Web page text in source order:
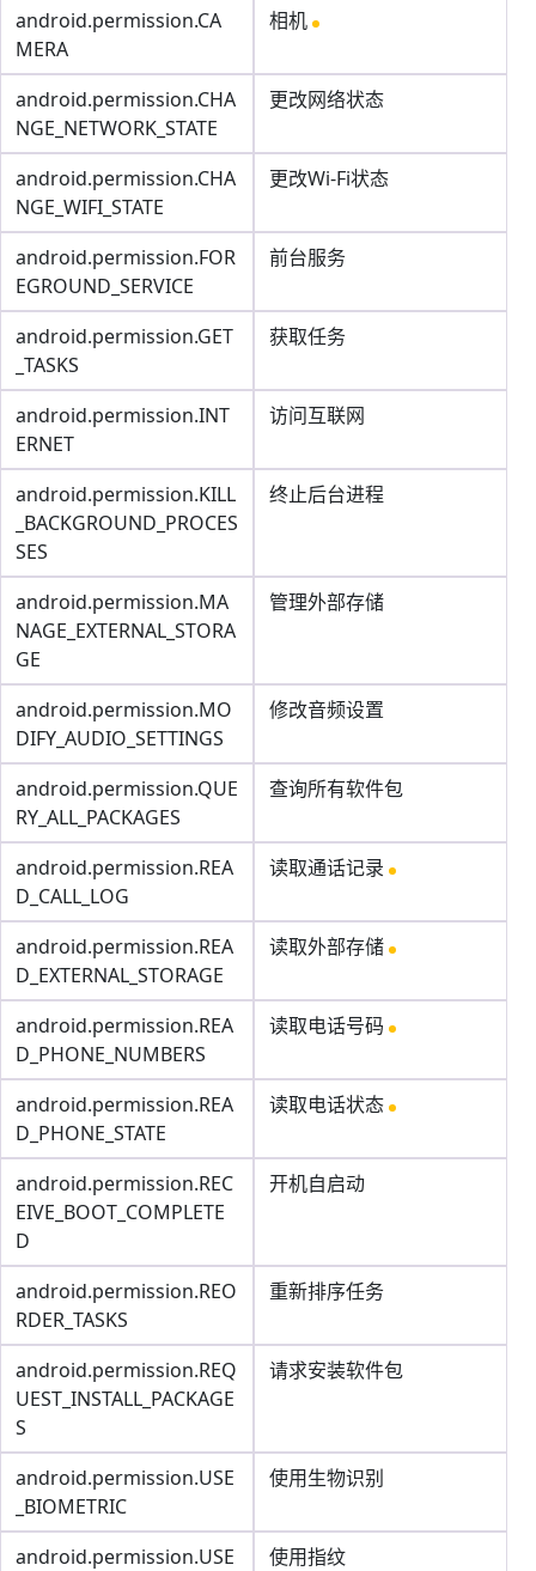
android.permission.CA
MERA
相机
android.permission.CHA
NGE_NETWORK_STATE
更改网络状态
android.permission.CHA
NGE_WIFI_STATE
更改Wi-Fi状态
android.permission.FOR
EGROUND_SERVICE
前台服务
android.permission.GET
_TASKS
获取任务
android.permission.INT
ERNET
访问互联网
android.permission.KILL
_BACKGROUND_PROCES
SES
终止后台进程
android.permission.MA
NAGE_EXTERNAL_STORA
GE
管理外部存储
android.permission.MO
DIFY_AUDIO_SETTINGS
修改音频设置
android.permission.QUE
RY_ALL_PACKAGES
查询所有软件包
android.permission.REA
D_CALL_LOG
读取通话记录
android.permission.REA
D_EXTERNAL_STORAGE
读取外部存储
android.permission.REA
D_PHONE_NUMBERS
读取电话号码
android.permission.REA
D_PHONE_STATE
读取电话状态
android.permission.REC
EIVE_BOOT_COMPLETE
D
开机自启动
android.permission.REO
RDER_TASKS
重新排序任务
android.permission.REQ
UEST_INSTALL_PACKAGE
S
请求安装软件包
android.permission.USE
_BIOMETRIC
使用生物识别
android.permission.USE
使用指纹